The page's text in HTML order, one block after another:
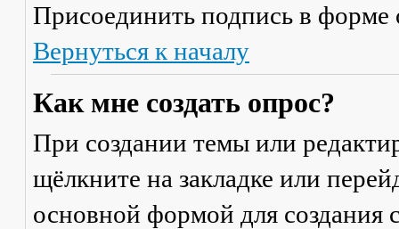
Присоединить подпись в форме
Вернуться к началу
Как мне создать опрос?
При создании темы или
щёлкните на закладке или
основной формой для создания